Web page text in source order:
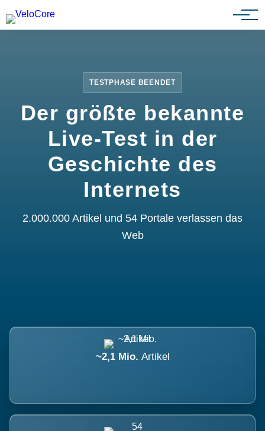
Partnerprogramm
TESTPHASE BEENDET
Der größte bekannte
Live-Test in der
Geschichte des
Internets
2.000.000 Artikel und 54 Portale verlassen das
Web
~2,1 Mio. Artikel